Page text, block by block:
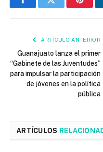
FacebookTwitter
ARTÍCULO ANTERIOR
Guanajuato lanza el primer
“Gabinete de las Juventudes”
para impulsar la participación
de jóvenes en la política
pública
ARTÍCULOS